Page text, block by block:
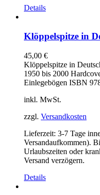
Details
Klöppelspitze in
45,00 €
Klöppelspitze in
1950 bis 2000
Einlegebögen ISBN
inkl. MwSt.
zzgl. Versandkosten
Lieferzeit: 3-7 Tage
Versandaufkommen).
Urlaubszeiten oder
Versand verzögern.
Details